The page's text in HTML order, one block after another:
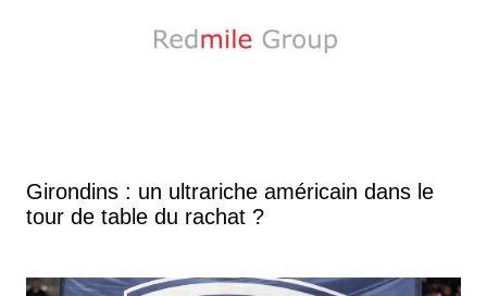
Girondins : un ultrariche américain dans le
tour de table du rachat ?